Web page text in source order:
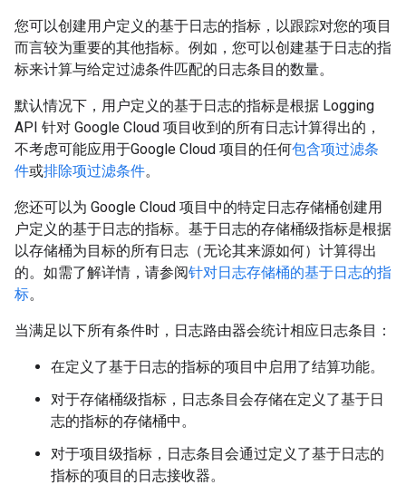
您可以创建用户定义的基于日志的指标，以跟踪对您的项目
而言较为重要的其他指标。例如，您可以创建基于日志的指
标来计算与给定过滤条件匹配的日志条目的数量。
默认情况下，用户定义的基于日志的指标是根据 Logging
API 针对 Google Cloud 项目收到的所有日志计算得出的，
不考虑可能应用于Google Cloud 项目的任何包含项过滤条
件或排除项过滤条件。
您还可以为 Google Cloud 项目中的特定日志存储桶创建用
户定义的基于日志的指标。基于日志的存储桶级指标是根据
以存储桶为目标的所有日志（无论其来源如何）计算得出
的。如需了解详情，请参阅针对日志存储桶的基于日志的指
标。
当满足以下所有条件时，日志路由器会统计相应日志条目：
在定义了基于日志的指标的项目中启用了结算功能。
对于存储桶级指标，日志条目会存储在定义了基于日
志的指标的存储桶中。
对于项目级指标，日志条目会通过定义了基于日志的
指标的项目的日志接收器。